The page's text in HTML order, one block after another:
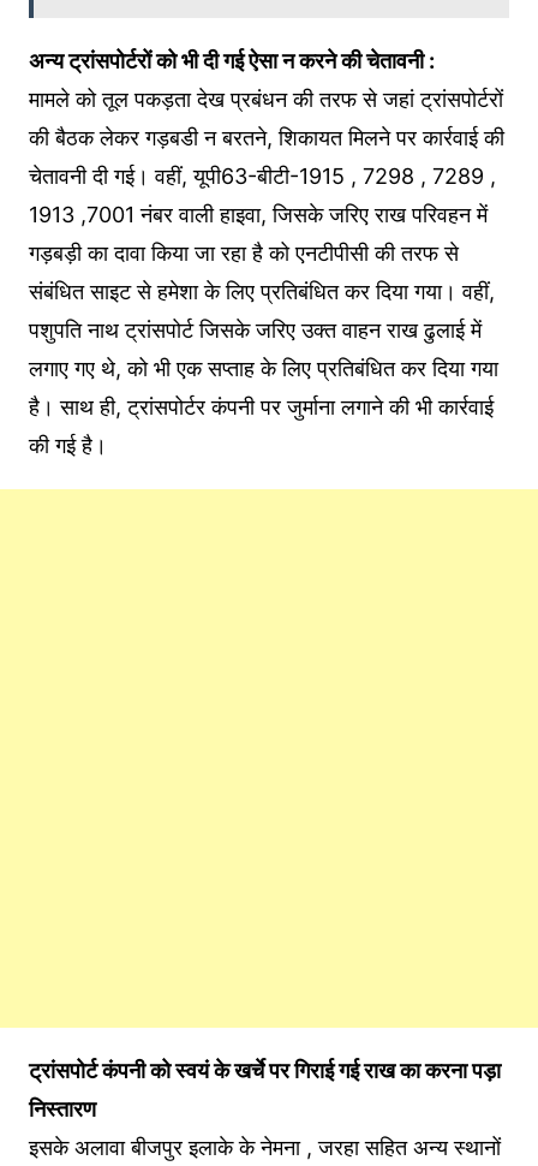
अन्य ट्रांसपोर्टरों को भी दी गई ऐसा न करने की चेतावनी :
मामले को तूल पकड़ता देख प्रबंधन की तरफ से जहां ट्रांसपोर्टरों
की बैठक लेकर गड़बडी न बरतने, शिकायत मिलने पर कार्रवाई की
चेतावनी दी गई। वहीं, यूपी63-बीटी-1915 , 7298 , 7289 ,
1913 ,7001 नंबर वाली हाइवा, जिसके जरिए राख परिवहन में
गड़बड़ी का दावा किया जा रहा है को एनटीपीसी की तरफ से
संबंधित साइट से हमेशा के लिए प्रतिबंधित कर दिया गया। वहीं,
पशुपति नाथ ट्रांसपोर्ट जिसके जरिए उक्त वाहन राख ढुलाई में
लगाए गए थे, को भी एक सप्ताह के लिए प्रतिबंधित कर दिया गया
है। साथ ही, ट्रांसपोर्टर कंपनी पर जुर्माना लगाने की भी कार्रवाई
की गई है।
ट्रांसपोर्ट कंपनी को स्वयं के खर्चे पर गिराई गई राख का करना पड़ा
निस्तारण
इसके अलावा बीजपुर इलाके के नेमना , जरहा सहित अन्य स्थानों